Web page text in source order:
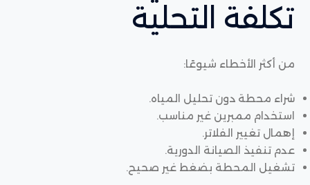
تكلفة التحلية
من أكثر الأخطاء شيوعًا:
شراء محطة دون تحليل المياه.
استخدام ممبرين غير مناسب.
إهمال تغيير الفلاتر.
عدم تنفيذ الصيانة الدورية.
تشغيل المحطة بضغط غير صحيح.